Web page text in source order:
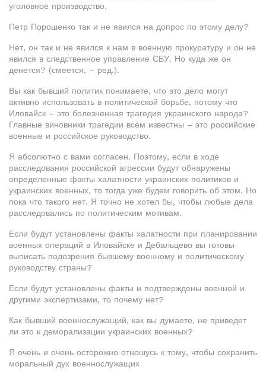
уголовное производство.
Петр Порошенко так и не явился на допрос по этому делу?
Нет, он так и не явился к нам в военную прокуратуру и он не
явился в следственное управление СБУ. Но куда же он
денется? (смеется, – ред.).
Вы как бывший политик понимаете, что это дело могут
активно использовать в политической борьбе, потому что
Иловайск – это болезненная трагедия украинского народа?
Главные виновники трагедии всем известны – это российские
военные и российское руководство.
Я абсолютно с вами согласен. Поэтому, если в ходе
расследования российской агрессии будут обнаружены
определенные факты халатности украинских политиков и
украинских военных, то тогда уже будем говорить об этом. Но
пока что такого нет. Я точно не хотел бы, чтобы любые дела
расследовались по политическим мотивам.
Если будут установлены факты халатности при планировании
военных операций в Иловайске и Дебальцево вы готовы
выписать подозрения бывшему военному и политическому
руководству страны?
Если будут установлены факты и подтверждены военной и
другими экспертизами, то почему нет?
Как бывший военнослужащий, как вы думаете, не приведет
ли это к деморализации украинских военных?
Я очень и очень осторожно отношусь к тому, чтобы сохранить
моральный дух военнослужащих